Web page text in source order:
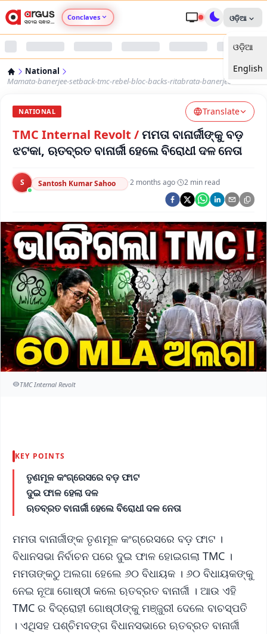
Conclaves
Argus Nari Shakti
Argus Health Connect
Argus Chalo Dekhein Apna Desh
ଓଡ଼ିଆ
ଓଡ଼ିଆ
English
National
Mamata-banerjee-setback-tmc-rebel-bloc-backs-ritabrata-banerjee
NATIONAL Translate
TMC Internal Revolt /ମମତା ବାନାର୍ଜୀଙ୍କୁ ବଡ଼
ଝଟକା, ଋତବ୍ରତ ବାନାର୍ଜୀ ହେଲେ ବିରୋଧୀ ଦଳ ନେତା
S Santosh Kumar Sahoo ·2 months ago· 2 min read
TMC Internal Revolt
KEY POINTS
ତୃଣମୂଳ କଂଗ୍ରେସରେ ବଡ଼ ଫାଟ
ଦୁଇ ଫାଳ ହେଲା ଦଳ
ଋତବ୍ରତ ବାନାର୍ଜୀ ହେଲେ ବିରୋଧୀ ଦଳ ନେତା
ମମତା ବାନାର୍ଜୀଙ୍କ ତୃଣମୂଳ କଂଗ୍ରେସରେ ବଡ଼ ଫାଟ ।
ବିଧାନସଭା ନିର୍ବାଚନ ପରେ ଦୁଇ ଫାଳ ହୋଇଗଲା TMC ।
ମମତାଙ୍କଠୁ ଅଲଗା ହେଲେ ୬୦ ବିଧାୟକ । ୬୦ ବିଧାୟକଙ୍କୁ
ନେଇ ନୂଆ ଗୋଷ୍ଠୀ କଲେ ଋତବ୍ରତ ବାନାର୍ଜୀ । ଆଉ ଏହି
TMC ର ବିଦ୍ରୋହୀ ଗୋଷ୍ଠୀଙ୍କୁ ମଞ୍ଜୁରୀ ଦେଲେ ବାଚସ୍ପତି
। ଏଥିସହ ପଶ୍ଚିମବଙ୍ଗ ବିଧାନସଭାରେ ଋତବ୍ରତ ବାନାର୍ଜୀ